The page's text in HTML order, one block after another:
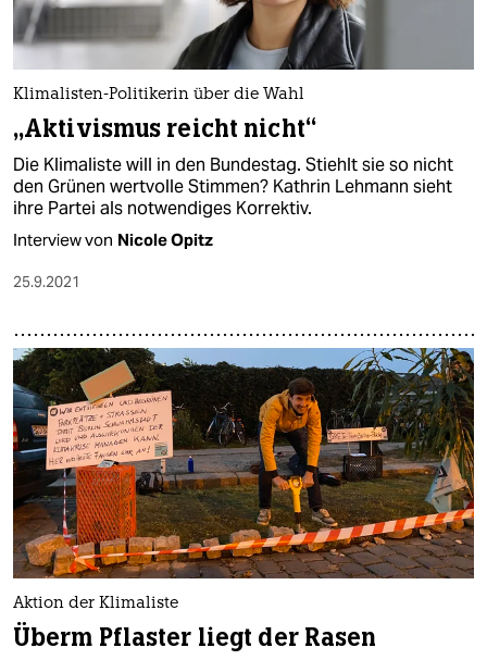
epaper login
Klimalisten-Politikerin über die Wahl
„Aktivismus reicht nicht“
Die Klimaliste will in den Bundestag. Stiehlt sie so nicht
den Grünen wertvolle Stimmen? Kathrin Lehmann sieht
ihre Partei als notwendiges Korrektiv.
Interview von Nicole Opitz
25.9.2021
Aktion der Klimaliste
Überm Pflaster liegt der Rasen